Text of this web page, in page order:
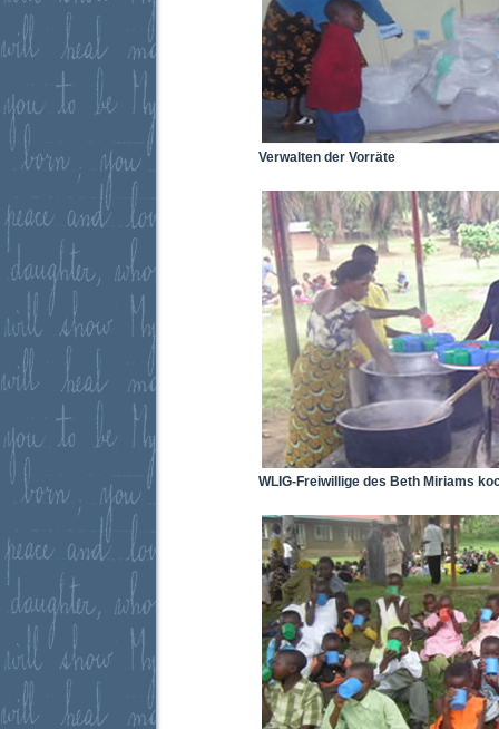
Verwalten der Vorräte
WLIG-Freiwillige des Beth Miriams